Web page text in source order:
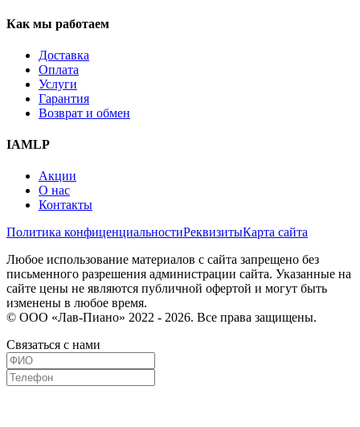
Как мы работаем
Доставка
Оплата
Услуги
Гарантия
Возврат и обмен
IAMLP
Акции
О нас
Контакты
Политика конфиценциальностиРеквизитыКарта сайта
Любое использование материалов с сайта запрещено без
письменного разрешения администрации сайта. Указанные на
сайте цены не являются публичной офертой и могут быть
изменены в любое время.
© ООО «Лав-Пиано» 2022 - 2026. Все права защищены.
Связаться с нами